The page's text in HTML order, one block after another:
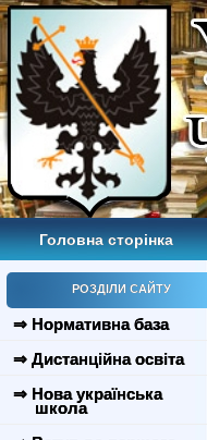
Головна сторінка
РОЗДІЛИ САЙТУ
⇒ Нормативна база
⇒ Дистанційна освіта
⇒ Нова українська
школа